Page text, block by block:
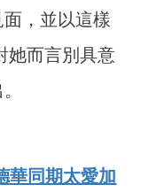
，並以這樣
她而言別具意
華同期太愛加